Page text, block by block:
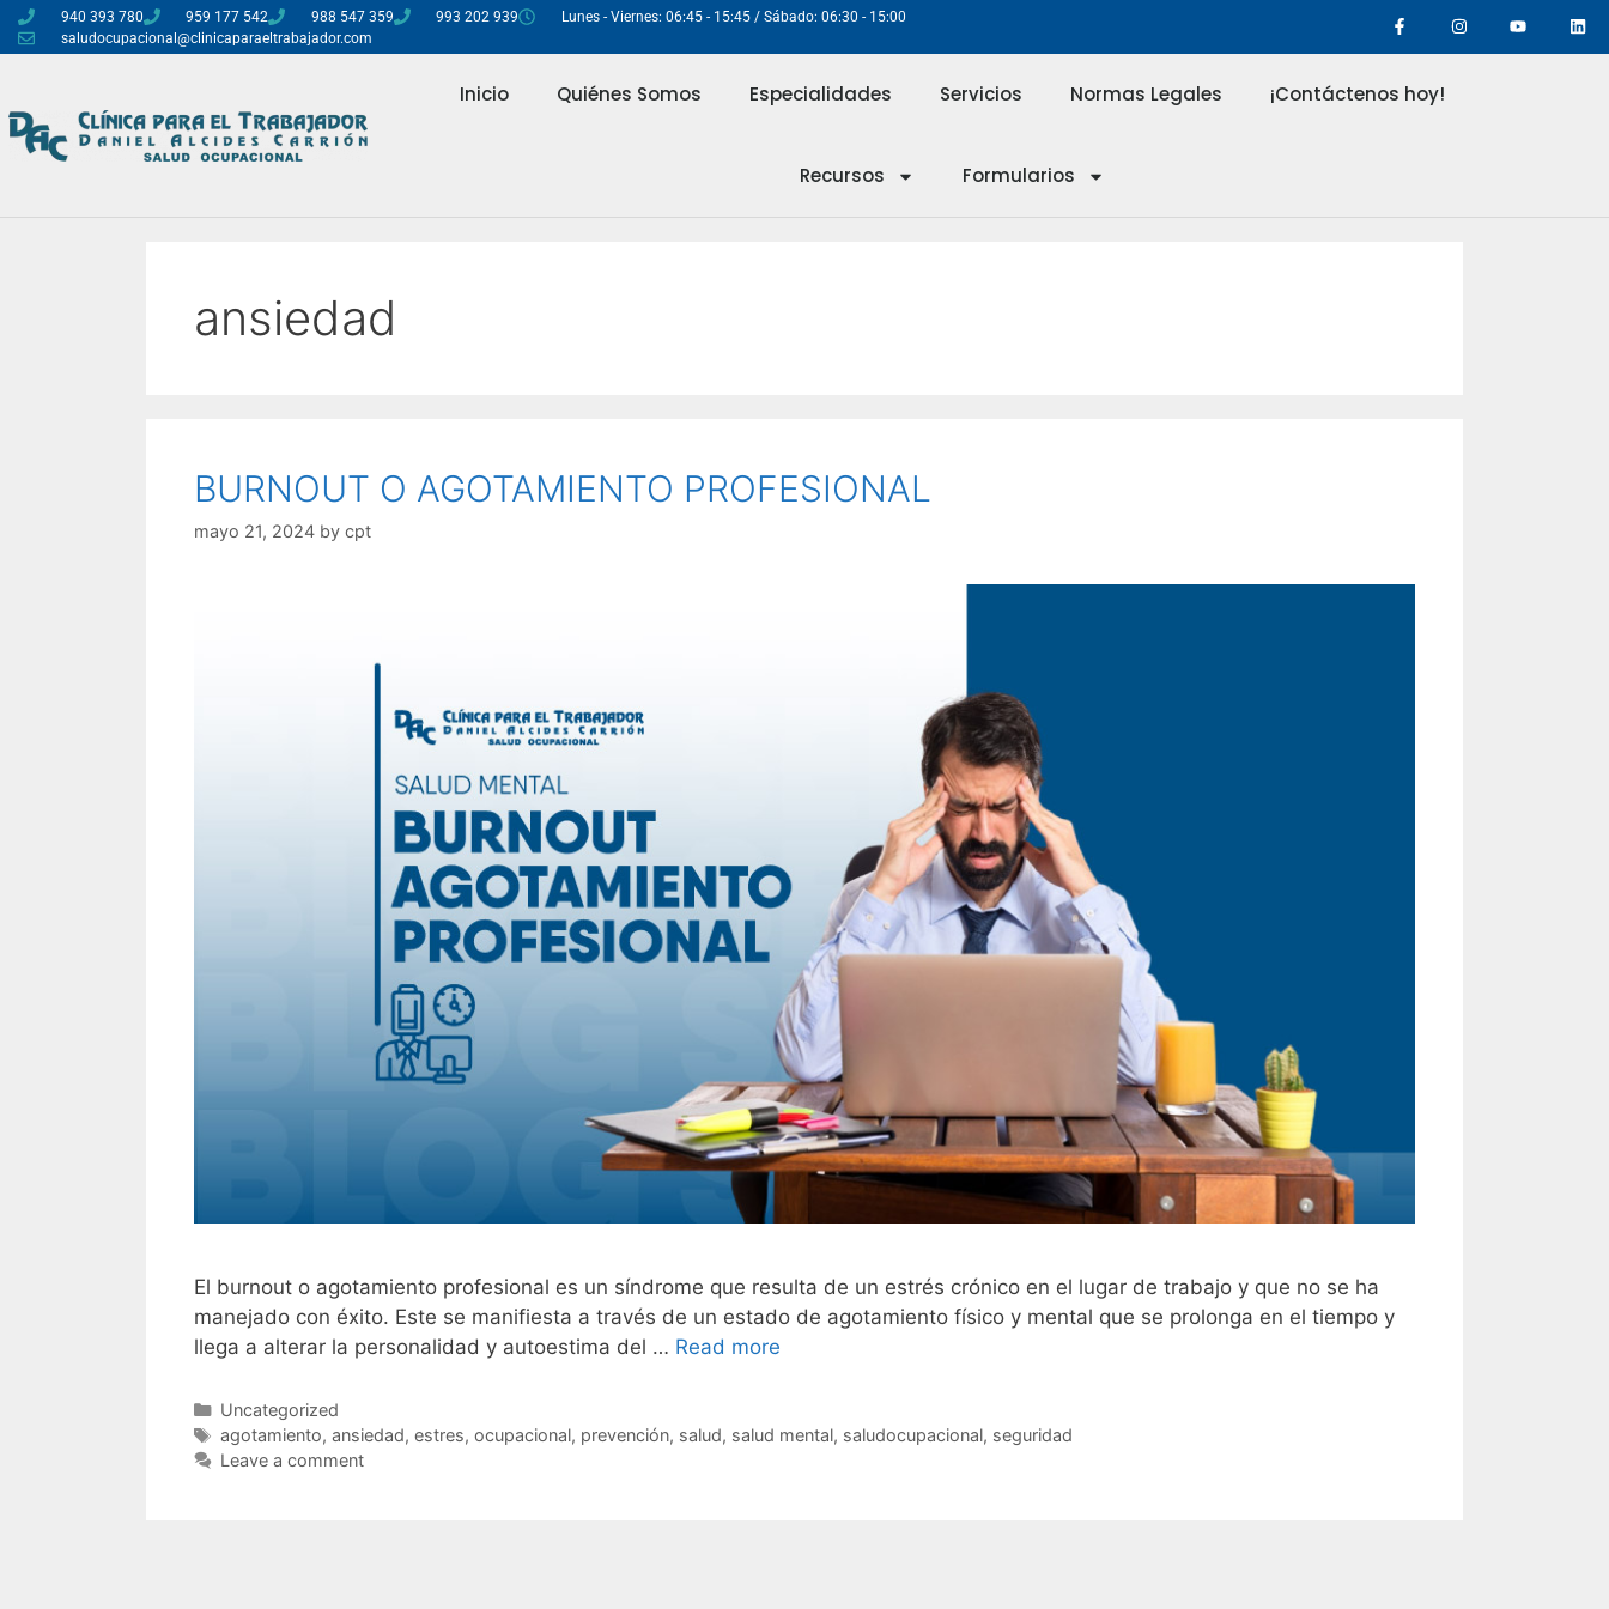
940 393 780 959 177 542 988 547 359 993 202 939
Lunes - Viernes: 06:45 - 15:45 / Sábado: 06:30 - 15:00
saludocupacional@clinicaparaeltrabajador.com
Inicio Quiénes Somos Especialidades Servicios Normas Legales ¡Contáctenos hoy!
Recursos Formularios
ansiedad
BURNOUT O AGOTAMIENTO PROFESIONAL
mayo 21, 2024 by cpt
El burnout o agotamiento profesional es un síndrome que resulta de un estrés crónico en el lugar de trabajo y que no se ha
manejado con éxito. Este se manifiesta a través de un estado de agotamiento físico y mental que se prolonga en el tiempo y
llega a alterar la personalidad y autoestima del … Read more
Uncategorized
agotamiento, ansiedad, estres, ocupacional, prevención, salud, salud mental, saludocupacional, seguridad
Leave a comment